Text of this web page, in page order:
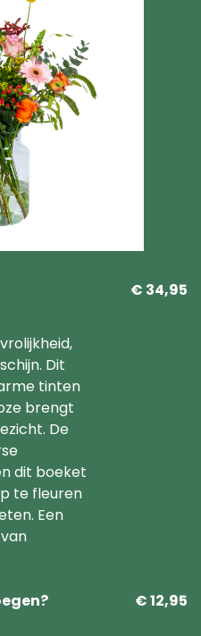
Dit
tinten
brengt
De
dit boeket
te fleuren
Een
€ 34,95
€ 12,95